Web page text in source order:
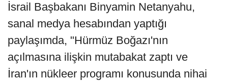
İsrail Başbakanı Binyamin Netanyahu,
sanal medya hesabından yaptığı
paylaşımda, "Hürmüz Boğazı'nın
açılmasına ilişkin mutabakat zaptı ve
İran'ın nükleer programı konusunda nihai